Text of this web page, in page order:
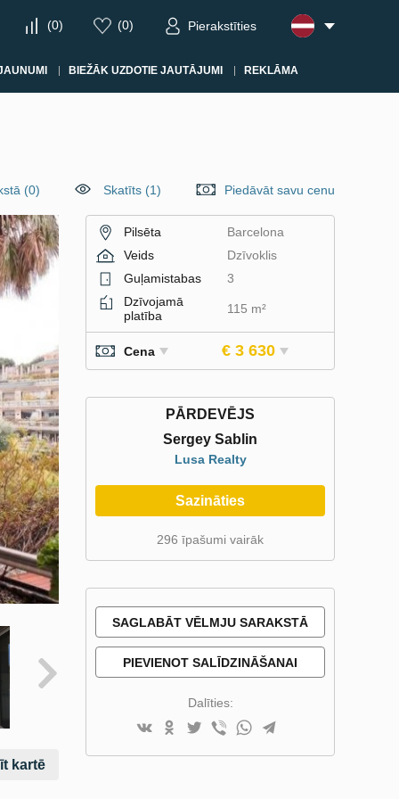
(0) (0) Pierakstīties
BIEŽĀK UZDOTIE JAUTĀJUMI REKLĀMA
(0) Skatīts (1) Piedāvāt savu cenu
kartē
Pilsēta
Barcelona
Veids
Dzīvoklis
Guļamistabas
3
Dzīvojamā
platība
115 m²
Cena € 3 630
PĀRDEVĒJS
Sergey Sablin
Lusa Realty
Sazināties
296 īpašumi vairāk
SAGLABĀT VĒLMJU SARAKSTĀ
PIEVIENOT SALĪDZINĀŠANAI
Dalīties: